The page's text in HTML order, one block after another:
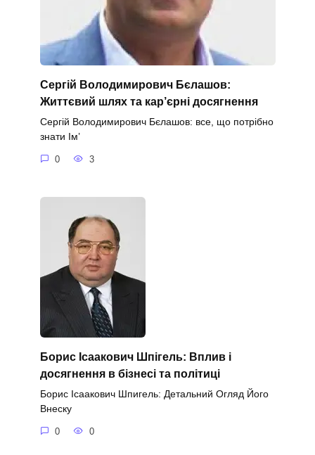
Сергій Володимирович Бєлашов:
Життєвий шлях та кар’єрні досягнення
Сергій Володимирович Бєлашов: все, що потрібно
знати Ім’
0 3
Борис Ісаакович Шпігель: Вплив і
досягнення в бізнесі та політиці
Борис Ісаакович Шпигель: Детальний Огляд Його
Внеску
0 0